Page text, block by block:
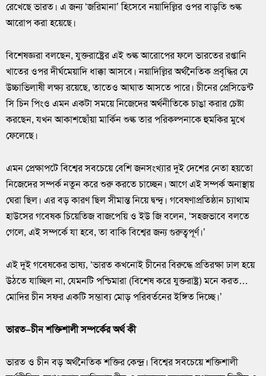
রেখেছে ভারত। এ জন্য ‘জরিমানা’ হিসেবে নয়াদিল্লির ওপর বাড়তি শুল্ক
আরোপ করা হয়েছে।
বিশেষজ্ঞরা বলছেন, যুক্তরাষ্ট্রের এই শুল্ক আরোপের ফলে ভারতের রপ্তানি
খাতের ওপর দীর্ঘমেয়াদি ধাক্কা আসবে। নয়াদিল্লির অর্থনৈতিক প্রবৃদ্ধির যে
উচ্চাভিলাষী লক্ষ্য রয়েছে, তাতেও আঘাত আসতে পারে। চীনের প্রেসিডেন্ট
সি চিন পিংও এমন একটা সময়ে নিজেদের অর্থনীতিকে চাঙা করার চেষ্টা
করছেন, যখন আকাশছোঁয়া মার্কিন শুল্ক তার পরিকল্পনাকে হুমকির মুখে
ফেলেছে।
এমন প্রেক্ষাপটে বিশ্বের সবচেয়ে বেশি জনসংখ্যার দুই দেশের নেতা হয়তো
নিজেদের সম্পর্ক নতুন করে শুরু করতে চাচ্ছেন। আগে এই সম্পর্ক অনাস্থায়
ঘেরা ছিল। এর বড় কারণ ছিল সীমান্ত নিয়ে দ্বন্দ্ব। গবেষণাপ্রতিষ্ঠান চ্যাথাম
হাউসের গবেষক চিয়েতিজ বাজপেয়ি ও ইউ জি বলেন, ‘সহজভাবে বলতে
গেলে, এই সম্পর্কে যা হবে, তা বাকি বিশ্বের জন্য গুরুত্বপূর্ণ।’
এই দুই গবেষকের ভাষ্য, ‘ভারত কখনোই চীনের বিরুদ্ধে প্রতিরক্ষা ঢাল হয়ে
উঠতে যাচ্ছিল না, যেমনটি পশ্চিমারা (বিশেষ করে যুক্তরাষ্ট্র) মনে করত…
মোদির চীন সফর একটি সম্ভাব্য মোড় পরিবর্তনের ইঙ্গিত দিচ্ছে।’
ভারত–চীন শক্তিশালী সম্পর্কের অর্থ কী
ভারত ও চীন বড় অর্থনৈতিক শক্তির কেন্দ্র। বিশ্বের সবচেয়ে শক্তিশালী